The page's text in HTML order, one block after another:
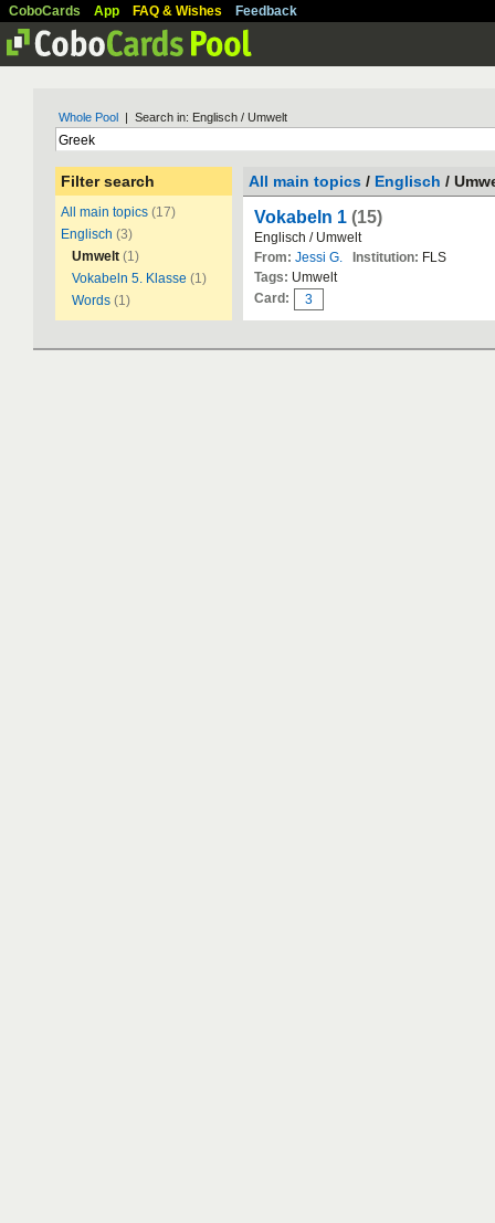
CoboCards App FAQ & Wishes Feedback
Whole Pool | Search in: Englisch / Umwelt
Filter search
All main topics (17)
Englisch (3)
Umwelt (1)
Vokabeln 5. Klasse (1)
Words (1)
All main topics / Englisch /
Vokabeln 1 (15)
Englisch / Umwelt
From: Jessi G. Institution: FLS
Tags: Umwelt
Card:
3